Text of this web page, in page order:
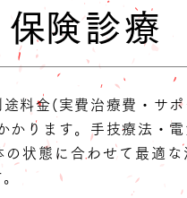
​保険診療
料金(実費治療費・サポ
かります。手技療法・
の状態に合わせて最適な